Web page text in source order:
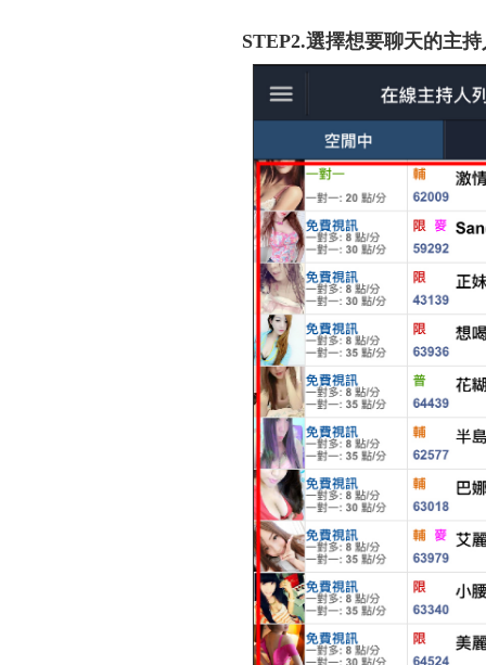
STEP2.選擇想要聊天的主持